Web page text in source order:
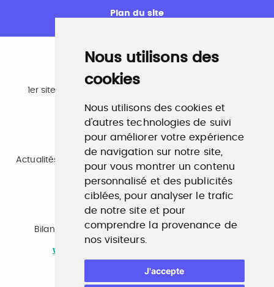
Nous utilisons des
cookies
Nous utilisons des cookies et
d'autres technologies de suivi
pour améliorer votre expérience
de navigation sur notre site,
pour vous montrer un contenu
personnalisé et des publicités
ciblées, pour analyser le trafic
de notre site et pour
comprendre la provenance de
nos visiteurs.
J'accepte
Plan du site
Emploi
1er site emploi du secteur culturel 784.000 visites et
www.profilculture.com
Formation
Actualités, guide et annuaire des formations aux métiers
de la culture.
www.profilculture-formation.com
Accompagnement professionnel
Bilan de compétences, coaching, techniques de
recherche d'emploi, entretien conseil.
www.profilculture-competences.com